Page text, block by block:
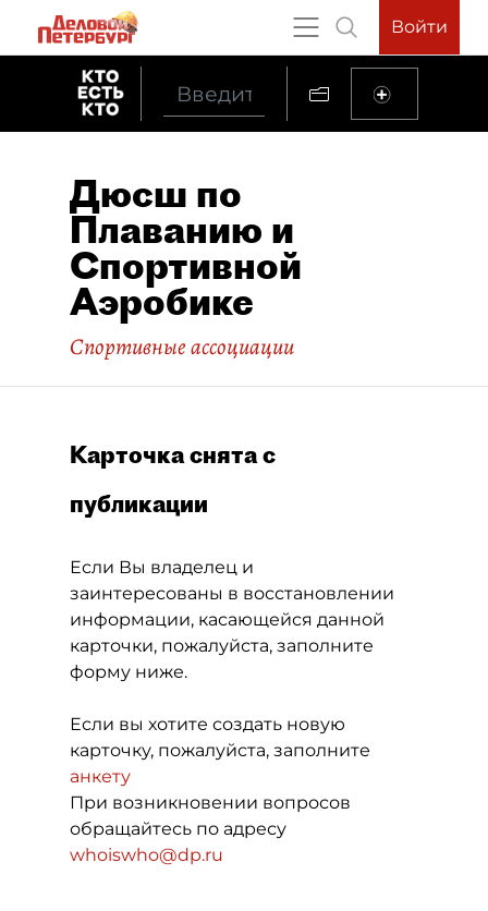
Войти
Дюсш по
Плаванию и
Спортивной
Аэробике
Спортивные ассоциации
Карточка снята с
публикации
Если Вы владелец и
заинтересованы в восстановлении
информации, касающейся данной
карточки, пожалуйста, заполните
форму ниже.
Если вы хотите создать новую
карточку, пожалуйста, заполните
анкету
При возникновении вопросов
обращайтесь по адресу
whoiswho@dp.ru